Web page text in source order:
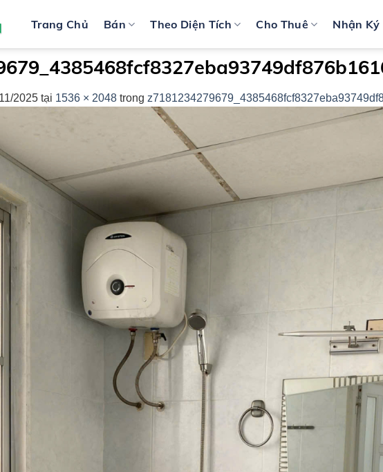
Trang Chủ Bán Theo Diện Tích Cho Thuê Nhận Ký
2025 tại 1536 × 2048 trong